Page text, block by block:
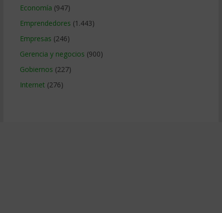
Economía (947)
Emprendedores (1.443)
Empresas (246)
Gerencia y negocios (900)
Gobiernos (227)
Internet (276)